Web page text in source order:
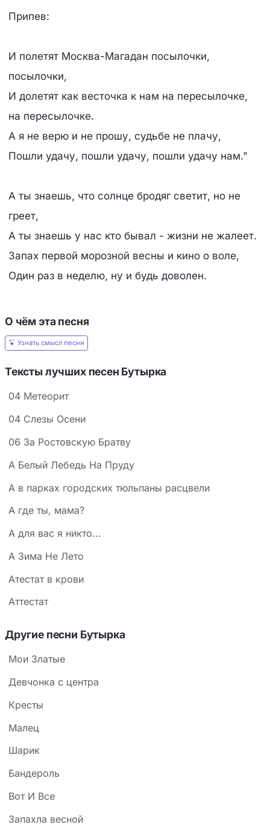
Припев:
И полетят Москва-Магадан посылочки,
посылочки,
И долетят как весточка к нам на пересылочке,
на пересылочке.
А я не верю и не прошу, судьбе не плачу,
Пошли удачу, пошли удачу, пошли удачу нам."
А ты знаешь, что солнце бродяг светит, но не
греет,
А ты знаешь у нас кто бывал - жизни не жалеет.
Запах первой морозной весны и кино о воле,
Один раз в неделю, ну и будь доволен.
О чём эта песня
Узнать смысл песни
Тексты лучших песен Бутырка
04 Метеорит
04 Слезы Осени
06 За Ростовскую Братву
А Белый Лебедь На Пруду
А в парках городских тюльпаны расцвели
А где ты, мама?
А для вас я никто...
А Зима Не Лето
Атестат в крови
Аттестат
Другие песни Бутырка
Мои Златые
Девчонка с центра
Кресты
Малец
Шарик
Бандероль
Вот И Все
Запахла весной